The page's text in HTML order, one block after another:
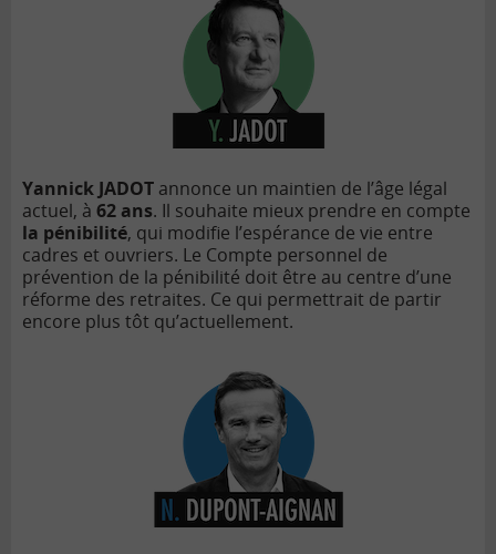
Yannick JADOT annonce un maintien de l’âge légal
actuel, à 62 ans. Il souhaite mieux prendre en compte
la pénibilité, qui modifie l’espérance de vie entre
cadres et ouvriers. Le Compte personnel de
prévention de la pénibilité doit être au centre d’une
réforme des retraites. Ce qui permettrait de partir
encore plus tôt qu’actuellement.